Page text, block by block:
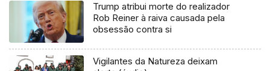
Trump atribui morte do realizador
Rob Reiner à raiva causada pela
obsessão contra si
Vigilantes da Natureza deixam